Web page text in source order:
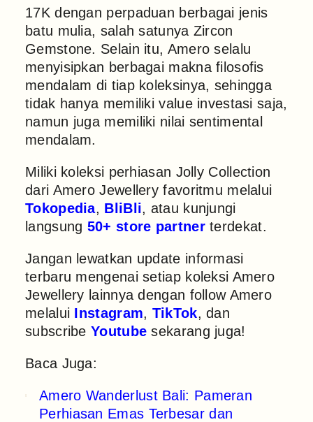
17K dengan perpaduan berbagai jenis
batu mulia, salah satunya Zircon
Gemstone. Selain itu, Amero selalu
menyisipkan berbagai makna filosofis
mendalam di tiap koleksinya, sehingga
tidak hanya memiliki value investasi saja,
namun juga memiliki nilai sentimental
mendalam.
Miliki koleksi perhiasan Jolly Collection
dari Amero Jewellery favoritmu melalui
Tokopedia, BliBli, atau kunjungi
langsung 50+ store partnerterdekat.
Jangan lewatkan update informasi
terbaru mengenai setiap koleksi Amero
Jewellery lainnya dengan follow Amero
melalui Instagram, TikTok, dan
subscribeYoutube sekarang juga!
Baca Juga:
Amero Wanderlust Bali: Pameran
Perhiasan Emas Terbesar dan